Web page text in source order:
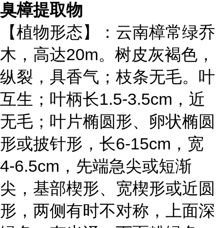
臭樟提取物
【植物形态】：云南樟常绿乔
木，高达20m。树皮灰褐色，
纵裂，具香气；枝条无毛。叶
互生；叶柄长1.5-3.5cm，近
无毛；叶片椭圆形、卵状椭圆
形或披针形，长6-15cm，宽
4-6.5cm，先端急尖或短渐
尖，基部楔形、宽楔形或近圆
形，两侧有时不对称，上面深